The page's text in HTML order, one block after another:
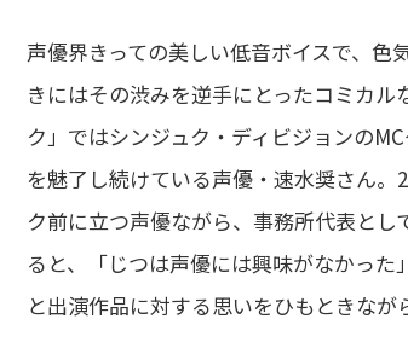
声優界きっての美しい低音ボイスで、
きにはその渋みを逆手にとったコミカ
ク」ではシンジュク・ディビジョンの
を魅了し続けている声優・速水奨さん
ク前に立つ声優ながら、事務所代表と
ると、「じつは声優には興味がなかっ
と出演作品に対する思いをひもときなが